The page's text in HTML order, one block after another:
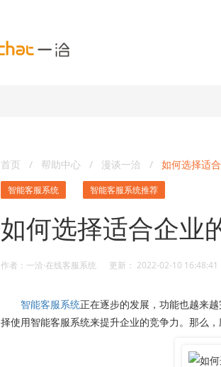
首页 / 帮助中心 / 漫谈一洽 / 如何选择适
智能客服系统 智能客服系统推荐
如何选择适合企业
作者：一洽·在线客服系统 更新： 2022-02-10 16:48:41
智能客服系统正在逐步的发展，功能也越来
择使用智能客服系统来提升企业的竞争力。那么